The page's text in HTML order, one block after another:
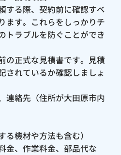
する際、契約前に確認すべ
ます。これらをしっかりチ
トラブルを防ぐことができ
の正式な見積書です。見積
されているか確認しましょ
連絡先（住所が大田原市内
機材や方法も含む）
金、作業料金、部品代な